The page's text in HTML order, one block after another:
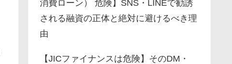
消費ローン） 危険】SNS・LINEで勧誘
される融資の正体と絶対に避けるべき理
由
【JICファイナンスは危険】そのDM・